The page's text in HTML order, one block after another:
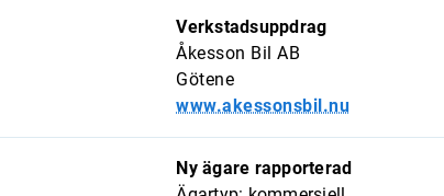
Verkstadsuppdrag
Åkesson Bil AB
Götene
www.akessonsbil.nu
Ny ägare rapporterad